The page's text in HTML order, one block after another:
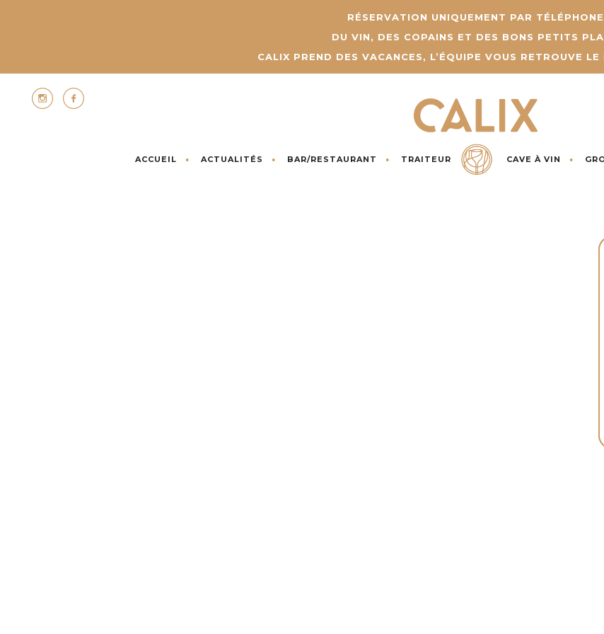
RÉSERVATION UNIQUEMENT PAR TÉLÉPHONE
DU VIN, DES COPAINS ET DES BONS PETITS
CALIX PREND DES VACANCES, L’ÉQUIPE VOUS RETROUVE
ACCUEIL ACTUALITÉS BAR/RESTAURANT TRAITEUR CAVE À VIN